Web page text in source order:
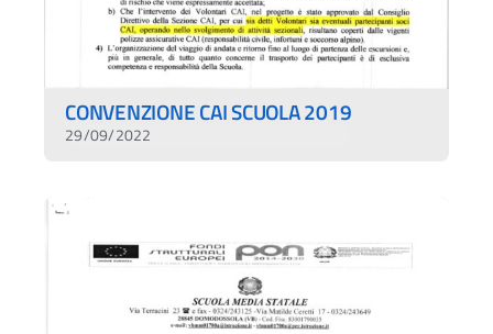
CONVENZIONE CAI SCUOLA 2019
29/09/2022